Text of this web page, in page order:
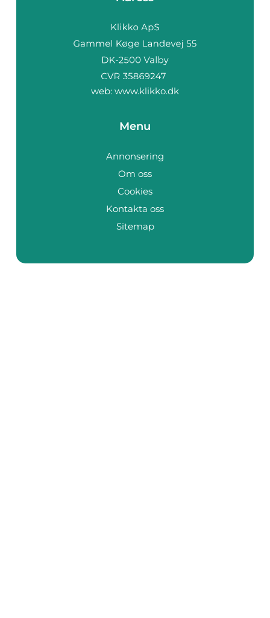
web: www.klikko.dk
Menu
Annonsering
Om oss
Cookies
Kontakta oss
Sitemap